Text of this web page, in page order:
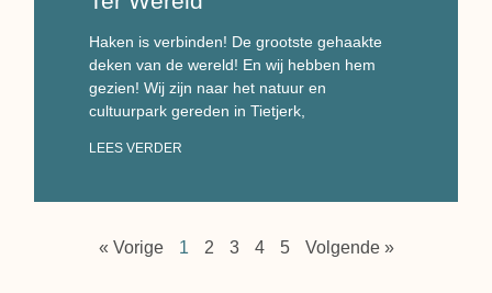
Haken is verbinden! De grootste gehaakte
deken van de wereld! En wij hebben hem
gezien! Wij zijn naar het natuur en
cultuurpark gereden in Tietjerk,
LEES VERDER
« Vorige 1 2 3 4 5 Volgende »